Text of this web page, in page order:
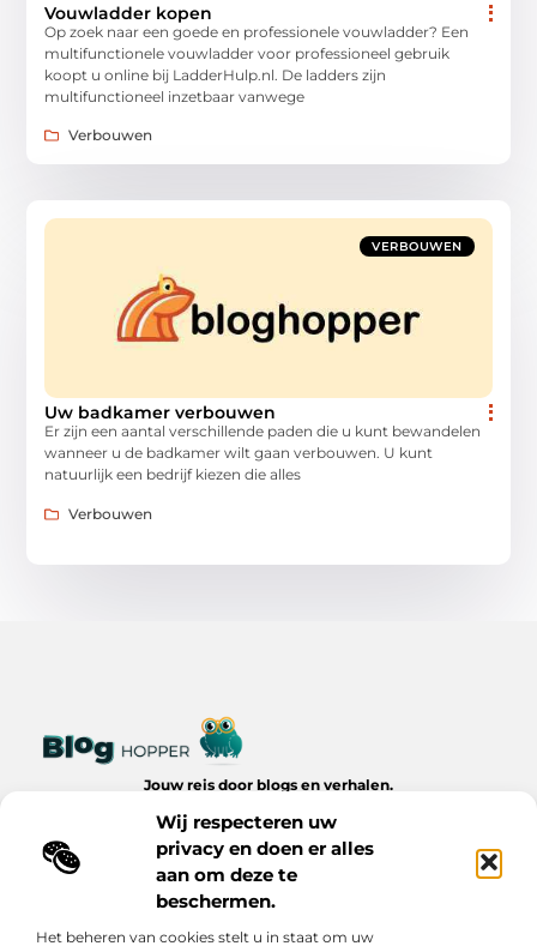
Wij respecteren uw
privacy en doen er alles
aan om deze te
beschermen.
Het beheren van cookies stelt u in staat om uw
Vouwladder kopen
Op zoek naar een goede en professionele vouwladder? Een
multifunctionele vouwladder voor professioneel gebruik
koopt u online bij LadderHulp.nl. De ladders zijn
multifunctioneel inzetbaar vanwege
Verbouwen
VERBOUWEN
Uw badkamer verbouwen
Er zijn een aantal verschillende paden die u kunt bewandelen
wanneer u de badkamer wilt gaan verbouwen. U kunt
natuurlijk een bedrijf kiezen die alles
Verbouwen
Jouw reis door blogs en verhalen.
dagelijks leven op Bloghopper.nl.
Bericht categorie